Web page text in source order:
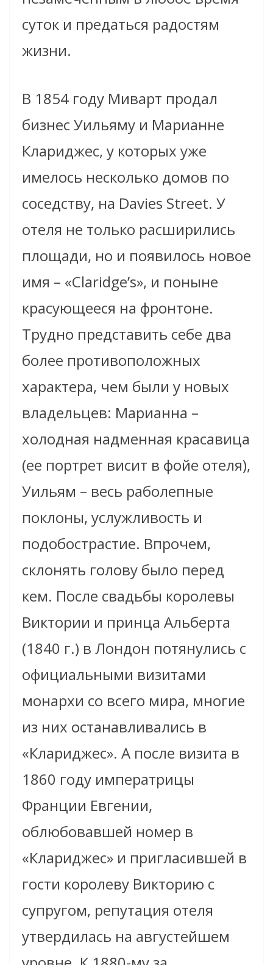
суток и предаться радостям
жизни.
В 1854 году Миварт продал
бизнес Уильяму и Марианне
Клариджес, у которых уже
имелось несколько домов по
соседству, на Davies Street. У
отеля не только расширились
площади, но и появилось новое
имя – «Claridge’s», и поныне
красующееся на фронтоне.
Трудно представить себе два
более противоположных
характера, чем были у новых
владельцев: Марианна –
холодная надменная красавица
(ее портрет висит в фойе отеля),
Уильям – весь раболепные
поклоны, услужливость и
подобострастие. Впрочем,
склонять голову было перед
кем. После свадьбы королевы
Виктории и принца Альберта
(1840 г.) в Лондон потянулись с
официальными визитами
монархи со всего мира, многие
из них останавливались в
«Клариджес». А после визита в
1860 году императрицы
Франции Евгении,
облюбовавшей номер в
«Клариджес» и пригласившей в
гости королеву Викторию с
супругом, репутация отеля
утвердилась на августейшем